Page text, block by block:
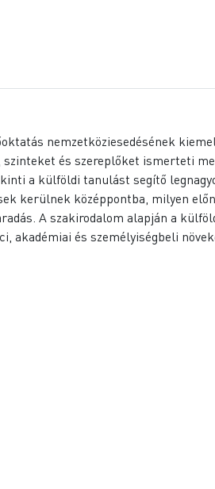
nemzetköziesedésének
és szereplőket ismerteti
a külföldi tanulást segítő
kerülnek középpontba, milyen
A szakirodalom alapján a
akadémiai és személyiségbeli